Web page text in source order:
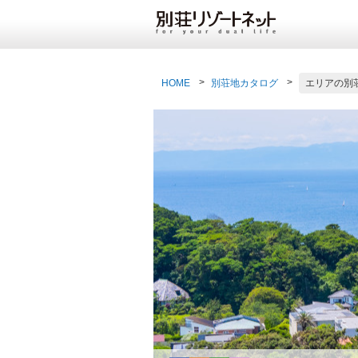
HOME 別荘地カタログ エリアの別